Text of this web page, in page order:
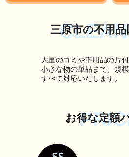
三原市の不用品
大量のゴミや不用品の片付
小さな物の単品まで、規
すべて対応いたします。
お得な定額